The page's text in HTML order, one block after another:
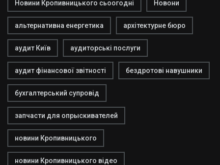
Новини Кропивницького сьоогодні Новони
альтернативна енергетика архітектурне бюро
аудит Київ аудиторські послуги
аудит фінансової звітності бездротові навушники
бухгалтерський супровід
запчасти для опрыскивателей
новини Кропивницького
новини Кропивницького відео